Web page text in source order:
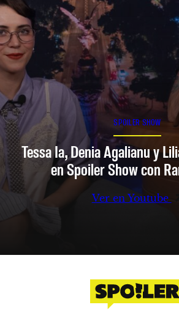
SPOILER SHOW
Tessa Ia, Denia Agalianu y
en Spoiler Show con
Ver en Youtube